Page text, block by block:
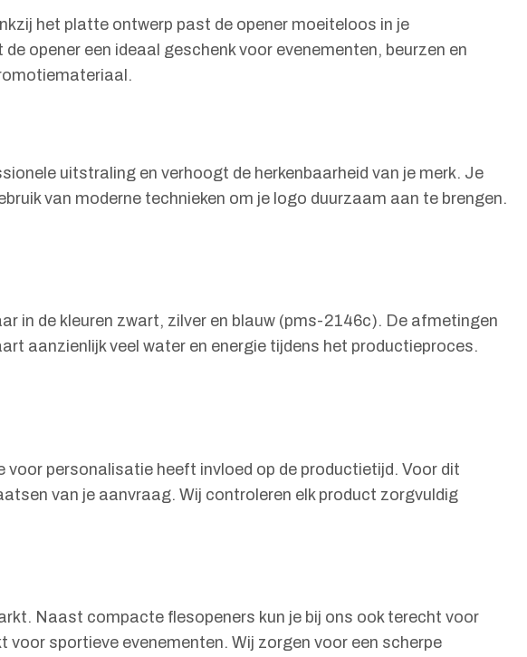
het platte ontwerp past de opener moeiteloos in je
opener een ideaal geschenk voor evenementen, beurzen en
uitstraling en verhoogt de herkenbaarheid van je merk. Je
van moderne technieken om je logo duurzaam aan te brengen.
in de kleuren zwart, zilver en blauw (pms-2146c). De afmetingen
aanzienlijk veel water en energie tijdens het productieproces.
personalisatie heeft invloed op de productietijd. Voor dit
van je aanvraag. Wij controleren elk product zorgvuldig
Naast compacte flesopeners kun je bij ons ook terecht voor
sportieve evenementen. Wij zorgen voor een scherpe